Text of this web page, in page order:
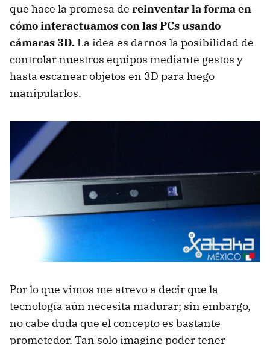
que hace la promesa de reinventar la forma en
cómo interactuamos con las PCs usando
cámaras 3D. La idea es darnos la posibilidad de
controlar nuestros equipos mediante gestos y
hasta escanear objetos en 3D para luego
manipularlos.
Por lo que vimos me atrevo a decir que la
tecnología aún necesita madurar; sin embargo,
no cabe duda que el concepto es bastante
prometedor. Tan solo imagine poder tener